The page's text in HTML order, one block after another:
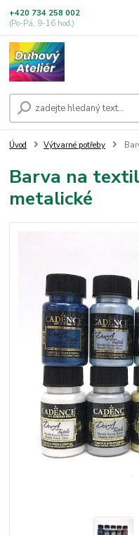
+420 734 258 002
(Po-Pá, 9-16 hod.)
Úvod Výtvarné potřeby
Barva na
metalické